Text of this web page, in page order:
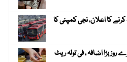
سے بند کرنے کا اعلان، نجی کمپنی کا
بڑا اضافہ ، فی تولہ ریٹ